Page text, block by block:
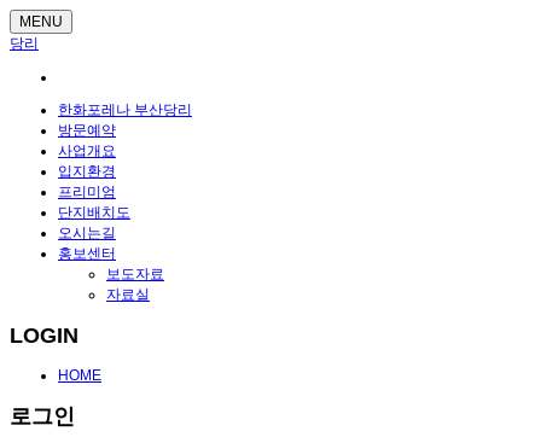
MENU
당리
한화포레나 부산당리
방문예약
사업개요
입지환경
프리미엄
단지배치도
오시는길
홍보센터
보도자료
자료실
LOGIN
HOME
로그인